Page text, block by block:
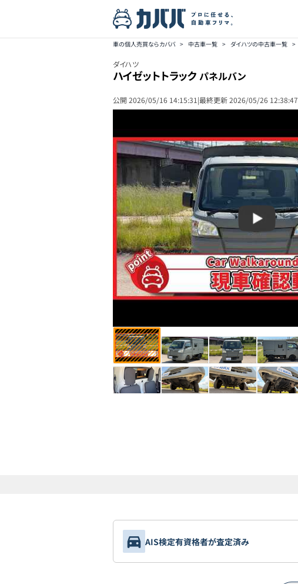
車の個人売買ならカババ > 中古車一覧 > ダイハツの中古車一覧 >
ダイハツ
ハイゼットトラック パネルバン
公開 2026/05/16 14:15:31 |最終更新2026/05/26 12:38:47
AIS検定有資格者が査定済み